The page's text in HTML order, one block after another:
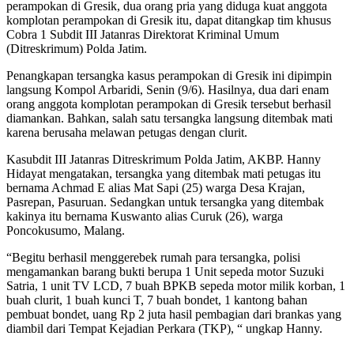
perampokan di Gresik, dua orang pria yang diduga kuat anggota
komplotan perampokan di Gresik itu, dapat ditangkap tim khusus
Cobra 1 Subdit III Jatanras Direktorat Kriminal Umum
(Ditreskrimum) Polda Jatim.
Penangkapan tersangka kasus perampokan di Gresik ini dipimpin
langsung Kompol Arbaridi, Senin (9/6). Hasilnya, dua dari enam
orang anggota komplotan perampokan di Gresik tersebut berhasil
diamankan. Bahkan, salah satu tersangka langsung ditembak mati
karena berusaha melawan petugas dengan clurit.
Kasubdit III Jatanras Ditreskrimum Polda Jatim, AKBP. Hanny
Hidayat mengatakan, tersangka yang ditembak mati petugas itu
bernama Achmad E alias Mat Sapi (25) warga Desa Krajan,
Pasrepan, Pasuruan. Sedangkan untuk tersangka yang ditembak
kakinya itu bernama Kuswanto alias Curuk (26), warga
Poncokusumo, Malang.
“Begitu berhasil menggerebek rumah para tersangka, polisi
mengamankan barang bukti berupa 1 Unit sepeda motor Suzuki
Satria, 1 unit TV LCD, 7 buah BPKB sepeda motor milik korban, 1
buah clurit, 1 buah kunci T, 7 buah bondet, 1 kantong bahan
pembuat bondet, uang Rp 2 juta hasil pembagian dari brankas yang
diambil dari Tempat Kejadian Perkara (TKP), “ ungkap Hanny.